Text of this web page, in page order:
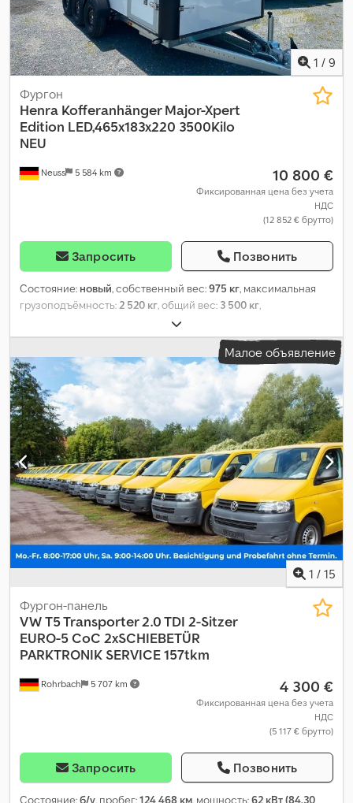
(ESP),
1 / 9
Neuss 5 584 km
Фургон
Henra Kofferanhänger Major-Xpert
Edition LED,465x183x220 3500Kilo
NEU
10 800 €
Фиксированная цена без учета
НДС
(12 852 € брутто)
Запросить Позвонить
Состояние: новый, собственный вес:975 кг, максимальная
грузоподъёмность: 2 520 кг , общий вес: 3 500 кг
, длина грузового отсека:
ширина пространства для загрузки:952 мм, высота грузового
отсека:1 900 мм , подвеска: другое, размер шины:185 r14 c,
Малое объявление
1 / 15
Rohrbach 5 707 km
Фургон-панель
VWT5 Transporter 2.0 TDI 2-Sitzer
EURO-5 CoC 2xSCHIEBETÜR
PARKTRONIK SERVICE 157tkm
4 300 €
Фиксированная цена без учета
НДС
(5 117 € брутто)
Запросить Позвонить
Состояние:б/у, пробег:124 468 км, мощность:62 кВт (84,30